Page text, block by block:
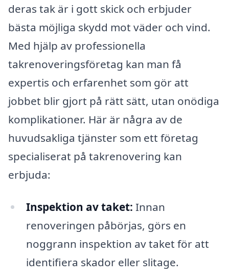
deras tak är i gott skick och erbjuder
bästa möjliga skydd mot väder och vind.
Med hjälp av professionella
takrenoveringsföretag kan man få
expertis och erfarenhet som gör att
jobbet blir gjort på rätt sätt, utan onödiga
komplikationer. Här är några av de
huvudsakliga tjänster som ett företag
specialiserat på takrenovering kan
erbjuda:
Inspektion av taket: Innan
renoveringen påbörjas, görs en
noggrann inspektion av taket för att
identifiera skador eller slitage.